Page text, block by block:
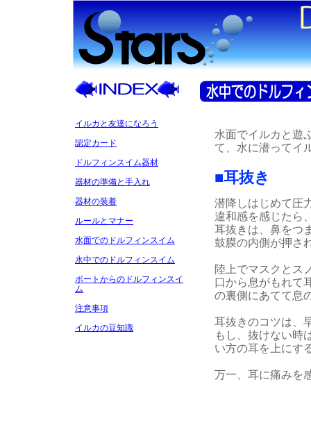
イルカと友達になろう
認定カード
ドルフィンスイム器材
器材の準備と手入れ
器材の装着
ルールとマナー
水面でのドルフィンスイム
水中でのドルフィンスイム
ボートからのドルフィンスイ
ム
注意事項
イルカの豆知識
水面でイルカと遊
て、水に潜ってイ
■耳抜き
潜降しはじめて圧
違和感を感じたら
耳抜きは、鼻をつ
鼓膜の内側が押さ
陸上でマスクとス
口から息がもれて
の裏側にあてて息
耳抜きのコツは、
もし、抜けない時
い方の耳を上にす
万一、耳に痛みを